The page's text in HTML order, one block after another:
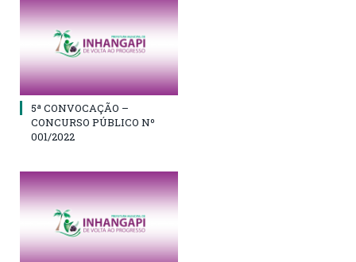
5ª CONVOCAÇÃO –
CONCURSO PÚBLICO Nº
001/2022